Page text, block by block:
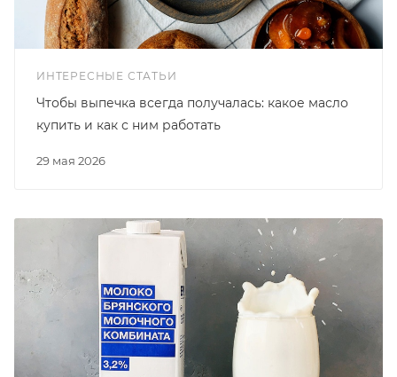
ИНТЕРЕСНЫЕ СТАТЬИ
29 мая 2026
Чтобы выпечка всегда получалась: какое масло
купить и как с ним работать